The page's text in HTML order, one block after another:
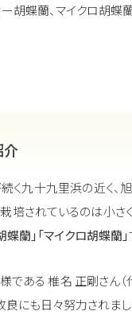
胡蝶蘭、マイクロ胡蝶
介
く九十九里浜の近く、
培されているのは小さ
蝶蘭」「マイクロ胡蝶蘭」
である 椎名 正剛さん（
にも日々努力されまし